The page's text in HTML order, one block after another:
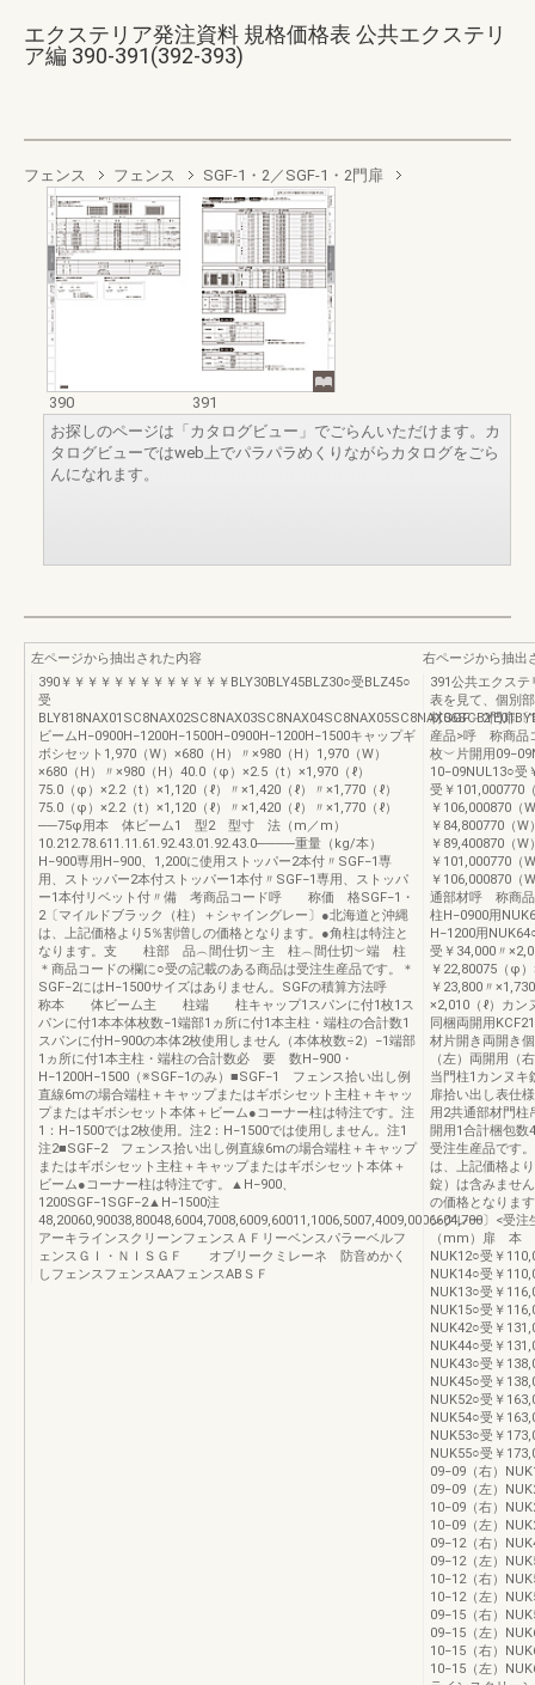
エクステリア発注資料 規格価格表 公共エクステリ
ア編 390-391(392-393)
フェンス フェンス SGF-1・2／SGF-1・2門扉
390
391
お探しのページは「カタログビュー」でごらんいただけます。カ
タログビューではweb上でパラパラめくりながらカタログをごら
んになれます。
左ページから抽出された内容
390￥￥￥￥￥￥￥￥￥￥￥￥￥BLY30BLY45BLZ30○受BLZ45○
受
ビームH−0900H−1200H−1500H−0900H−1200H−1500キャップギ
ボシセット1,970（W）×680（H）〃×980（H）1,970（W）
×680（H）〃×980（H）40.0（φ）×2.5（t）×1,970（ℓ）
75.0（φ）×2.2（t）×1,120（ℓ）〃×1,420（ℓ）〃×1,770（ℓ）
75.0（φ）×2.2（t）×1,120（ℓ）〃×1,420（ℓ）〃×1,770（ℓ）
──75φ用本 体ビーム1 型2 型寸 法（m／m）
10.212.78.611.11.61.92.43.01.92.43.0────重量（kg/本）
H−900専用H−900、1,200に使用ストッパー2本付〃SGF−1専
用、ストッパー2本付ストッパー1本付〃SGF−1専用、ストッパ
ー1本付リベット付〃備 考商品コード呼 称価 格SGF−1・
2〔マイルドブラック（柱）＋シャイングレー〕●北海道と沖縄
は、上記価格より5％割増しの価格となります。●角柱は特注と
なります。支 柱部 品︵間仕切︶主 柱︵間仕切︶端 柱
＊商品コードの欄に○受の記載のある商品は受注生産品です。＊
SGF−2にはH−1500サイズはありません。SGFの積算方法呼
称本 体ビーム主 柱端 柱キャップ1スパンに付1枚1ス
パンに付1本本体枚数−1端部1ヵ所に付1本主柱・端柱の合計数1
スパンに付H−900の本体2枚使用しません（本体枚数÷2）−1端部
1ヵ所に付1本主柱・端柱の合計数必 要 数H−900・
H−1200H−1500（※SGF−1のみ）■SGF−1 フェンス拾い出し例
直線6mの場合端柱＋キャップまたはギボシセット主柱＋キャッ
プまたはギボシセット本体＋ビーム●コーナー柱は特注です。注
1：H−1500では2枚使用。注2：H−1500では使用しません。注1
注2■SGF−2 フェンス拾い出し例直線6mの場合端柱＋キャップ
またはギボシセット主柱＋キャップまたはギボシセット本体＋
ビーム●コーナー柱は特注です。▲H−900、
1200SGF−1SGF−2▲H−1500注
48,20060,90038,80048,6004,7008,6009,60011,1006,5007,4009,0006604,700
アーキラインスクリーンフェンスＡＦリーベンスパラーベルフ
ェンスＧＩ・ＮＩＳＧＦ オブリークミレーネ 防音めかく
しフェンスフェンスAAフェンスABＳＦ
右ページから抽出
391公共エクス
表を見て、個別
材SGF－2門扉〔
産品>呼 称商品
枚︶片開用
10−09NUL13○受
受￥101,000770
￥106,000870（
￥84,800770（
￥89,400870（
￥101,000770（
￥106,000870（
通部材呼 称商
柱H−0900用
H−1200用
受￥34,000〃
￥22,80075（φ
￥23,800〃
×2,010（ℓ）カン
同梱両開用
材片開き両開き
（左）両開用（
当門柱1カンヌキ
扉拾い出し表仕
用2共通部材門柱
開用1合計梱包数
受注生産品です
は、上記価格よ
錠）は含みませ
の価格となりま
ングレー〕<受
（mm）扉 本
NUK12○受￥
NUK14○受￥
NUK13○受￥
NUK15○受￥
NUK42○受￥
NUK44○受￥
NUK43○受￥
NUK45○受￥
NUK52○受￥
NUK54○受￥
NUK53○受￥
NUK55○受￥
09−09（右）
09−09（左）
10−09（右）
10−09（左）
09−12（右）
09−12（左）
10−12（右）
10−12（左）
09−15（右）
09−15（左）
10−15（右）
10−15（左）